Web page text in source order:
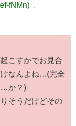
fNMn) ：
こすかでお見合
なんよね…(完全
…か？)
そうだけどその